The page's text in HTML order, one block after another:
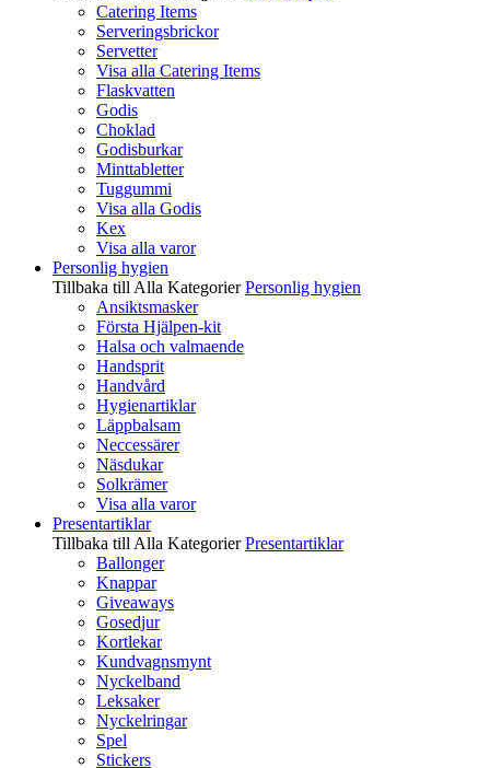
Catering Items
Serveringsbrickor
Servetter
Visa alla Catering Items
Flaskvatten
Godis
Choklad
Godisburkar
Minttabletter
Tuggummi
Visa alla Godis
Kex
Visa alla varor
Personlig hygien
Tillbaka till Alla Kategorier Personlig hygien
Ansiktsmasker
Första Hjälpen-kit
Halsa och valmaende
Handsprit
Handvård
Hygienartiklar
Läppbalsam
Neccessärer
Näsdukar
Solkrämer
Visa alla varor
Presentartiklar
Tillbaka till Alla Kategorier Presentartiklar
Ballonger
Knappar
Giveaways
Gosedjur
Kortlekar
Kundvagnsmynt
Nyckelband
Leksaker
Nyckelringar
Spel
Stickers